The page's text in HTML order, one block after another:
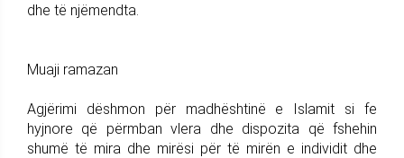
dhe të njëmendta.
Muaji ramazan
Agjërimi dëshmon për madhështinë e Islamit si fe
hyjnore që përmban vlera dhe dispozita që fshehin
shumë të mira dhe mirësi për të mirën e individit dhe